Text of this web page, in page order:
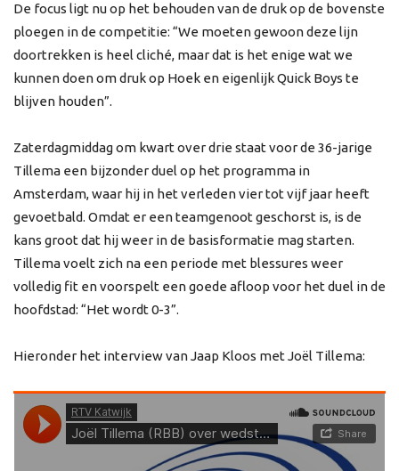
De focus ligt nu op het behouden van de druk op de bovenste
ploegen in de competitie: “We moeten gewoon deze lijn
doortrekken is heel cliché, maar dat is het enige wat we
kunnen doen om druk op Hoek en eigenlijk Quick Boys te
blijven houden”.
Zaterdagmiddag om kwart over drie staat voor de 36-jarige
Tillema een bijzonder duel op het programma in
Amsterdam, waar hij in het verleden vier tot vijf jaar heeft
gevoetbald. Omdat er een teamgenoot geschorst is, is de
kans groot dat hij weer in de basisformatie mag starten.
Tillema voelt zich na een periode met blessures weer
volledig fit en voorspelt een goede afloop voor het duel in de
hoofdstad: “Het wordt 0-3”.
Hieronder het interview van Jaap Kloos met Joël Tillema: